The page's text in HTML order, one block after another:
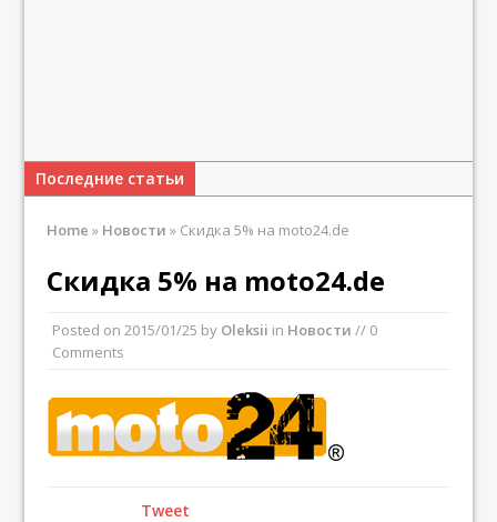
Последние статьи
Home » Новости » Скидка 5% на moto24.de
Скидка 5% на moto24.de
Posted on 2015/01/25 by Oleksii in Новости // 0
Comments
Tweet